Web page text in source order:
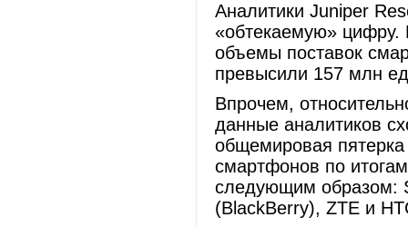
Аналитики Juniper
«обтекаемую»
объемы поставок
превысили 157 млн
Впрочем,
данные аналитиков
общемировая
смартфонов по
следующим образом:
(BlackBerry), ZTE и